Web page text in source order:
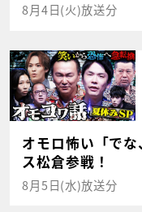
8月4日(火)放送分
オモロ怖い「で
ス松倉参戦！
8月5日(水)放送分